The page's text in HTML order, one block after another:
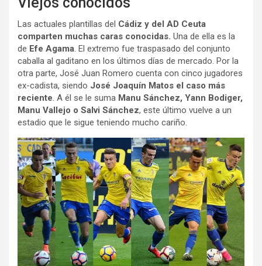
Las actuales plantillas del Cádiz y del AD Ceuta
comparten muchas caras conocidas. Una de ella es la
de Efe Agama . El extremo fue traspasado del conjunto
caballa al gaditano en los últimos días de mercado. Por la
otra parte, José Juan Romero cuenta con cinco jugadores
ex-cadista, siendo José Joaquín Matos el caso más
reciente . A él se le suma Manu Sánchez, Yann Bodiger,
Manu Vallejo o Salvi Sánchez, este último vuelve a un
estadio que le sigue teniendo mucho cariño.